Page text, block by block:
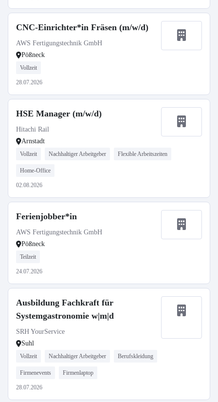
CNC-Einrichter*in Fräsen (m/w/d)
AWS Fertigungstechnik GmbH
Pößneck
Vollzeit
28.07.2026
HSE Manager (m/w/d)
Hitachi Rail
Arnstadt
Vollzeit Nachhaltiger Arbeitgeber Flexible Arbeitszeiten
Home-Office
02.08.2026
Ferienjobber*in
AWS Fertigungstechnik GmbH
Pößneck
Teilzeit
24.07.2026
Ausbildung Fachkraft für
Systemgastronomie w|m|d
SRH YourService
Suhl
Vollzeit Nachhaltiger Arbeitgeber Berufskleidung
Firmenevents Firmenlaptop
28.07.2026